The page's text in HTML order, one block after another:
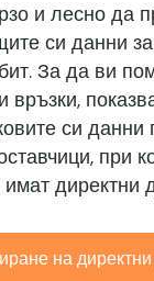
и лесно да
си данни
За да ви
връзки,
си данни
при
имат директни
на